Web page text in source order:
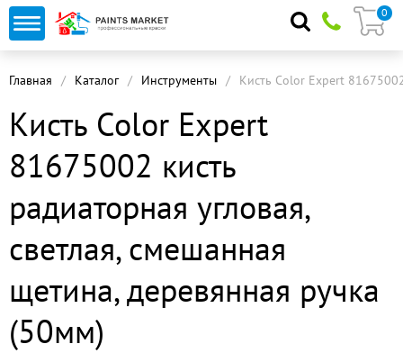
0
Главная Каталог Инструменты Кисть Color Expert
Кисть Color Expert
81675002 кисть
радиаторная угловая,
светлая, смешанная
щетина, деревянная ручка
(50мм)